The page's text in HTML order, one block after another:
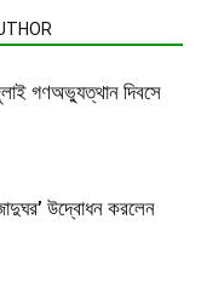
গণঅভ্যুত্থান দিবসে
উদ্বোধন করলেন